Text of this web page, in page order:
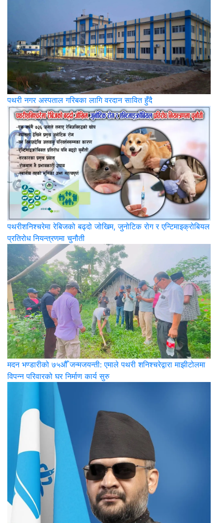
पथरी नगर अस्पताल गरिबका लागि वरदान सावित हुँदै
पथरीशनिश्‍चरेमा रेबिजको बढ्दो जोखिम, जुनोटिक रोग र एन्टिमाइक्रोबियल
प्रतिरोध नियन्त्रणमा चुनौती
मदन भण्डारीको ७५औँ जन्मजयन्ती: एमाले पथरी शनिश्चरेद्वारा माझीटोलमा
विपन्न परिवारको घर निर्माण कार्य सुरु